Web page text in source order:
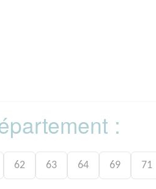
:
62 63 64 69 71